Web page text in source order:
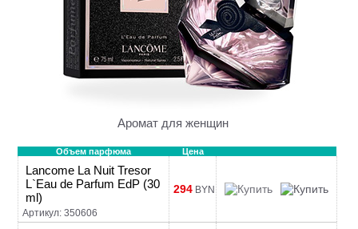
Аромат для женщин
Объем парфюма Цена
Lancome La Nuit Tresor
L`Eau de Parfum EdP (30
ml)
Артикул: 350606
294 BYN